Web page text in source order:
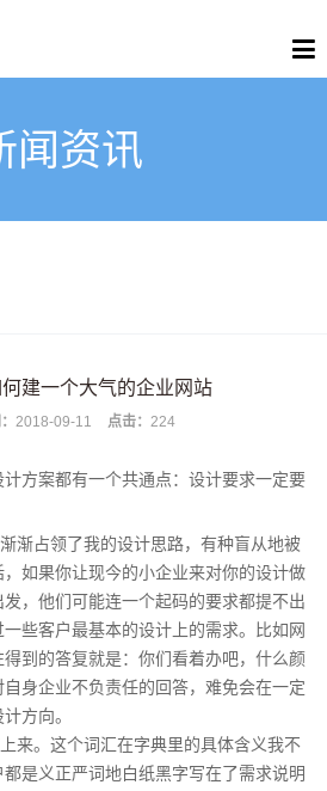
闻资讯
建一个大气的企业网站
2018-09-11 点击： 224
方案都有一个共通点：设计要求一定要
渐占领了我的设计思路，有种盲从地被
如果你让现今的小企业来对你的设计做
，他们可能连一个起码的要求都提不出
些客户最基本的设计上的需求。比如网
到的答复就是：你们看着办吧，什么颜
身企业不负责任的回答，难免会在一定
方向。
来。这个词汇在字典里的具体含义我不
是义正严词地白纸黑字写在了需求说明